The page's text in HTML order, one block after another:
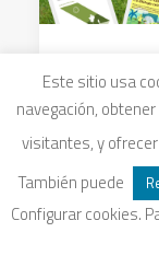
Este sitio usa
navegación,
visitantes, y
También puede
Configurar cookies.